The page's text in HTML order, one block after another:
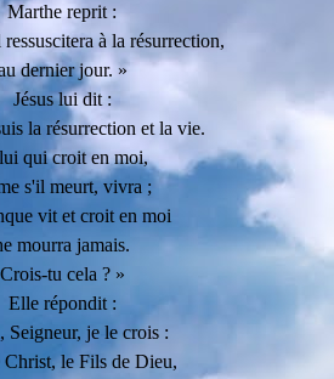
Marthe reprit :
à la résurrection,
dernier jour. »
Jésus lui dit :
la résurrection et la vie.
qui croit en moi,
s'il meurt, vivra ;
vit et croit en moi
mourra jamais.
Crois-tu cela ? »
Elle répondit :
Seigneur, je le crois :
Christ, le Fils de Dieu,